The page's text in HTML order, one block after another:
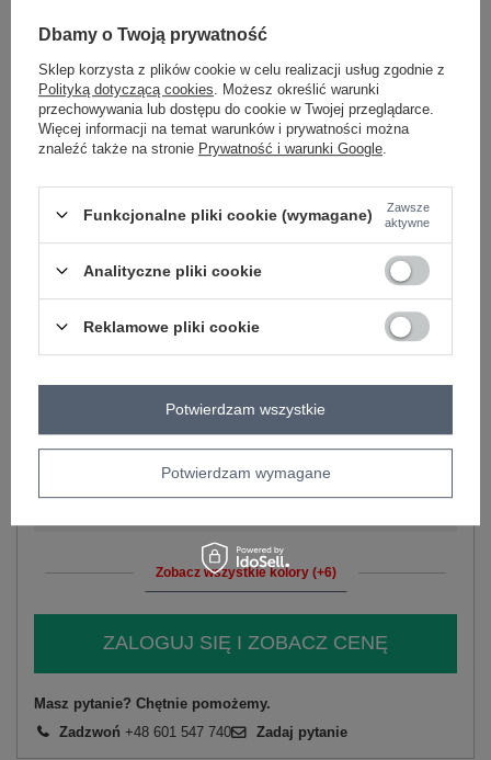
XL 5906694020056 - +
2XL 5906694019968 - +
+
M 5906694019937 +
5906694019944
XL 5906694019951
Zobacz wszystkie kolory (+6)
ZALOGUJ SIĘ I ZOBACZ CENĘ
Masz pytanie? Chętnie pomożemy.
Zadzwoń +48 601 547 740 Zadaj pytanie
Dbamy o Twoją prywatność
Sklep korzysta z plików cookie w celu realizacji usług zgodnie z
Polityką dotyczącą cookies . Możesz określić warunki
przechowywania lub dostępu do cookie w Twojej przeglądarce.
Więcej informacji na temat warunków i prywatności można
znaleźć także na stronie Prywatność i warunki Google
Funkcjonalne pliki cookie (wymagane)
Zawsze
aktywne
Analityczne pliki cookie
Reklamowe pliki cookie
Potwierdzam wymagane
Potwierdzam wszystkie